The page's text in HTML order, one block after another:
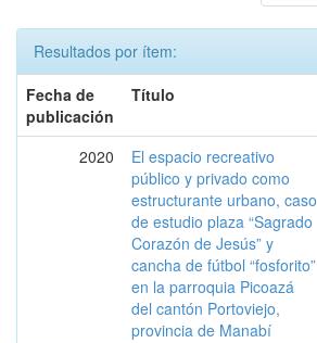
Resultados por ítem:
Fecha de
publicación
Título
2020
El espacio recreativo
público y privado como
estructurante urbano, caso
de estudio plaza “Sagrado
Corazón de Jesús” y
cancha de fútbol “fosforito”
en la parroquia Picoazá
del cantón Portoviejo,
provincia de Manabí